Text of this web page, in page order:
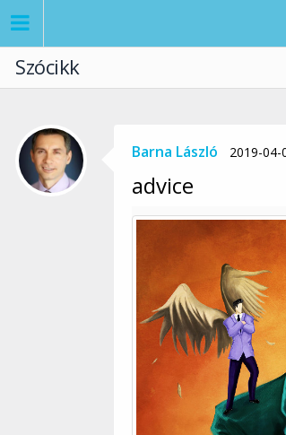
Szócikk
Barna László 2019-04-
advice